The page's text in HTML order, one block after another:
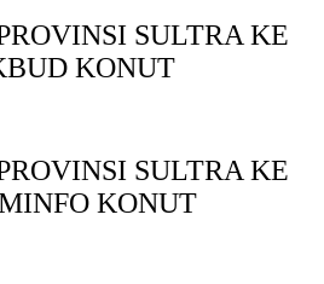
SULTRA KE
KONUT
SULTRA KE
KONUT